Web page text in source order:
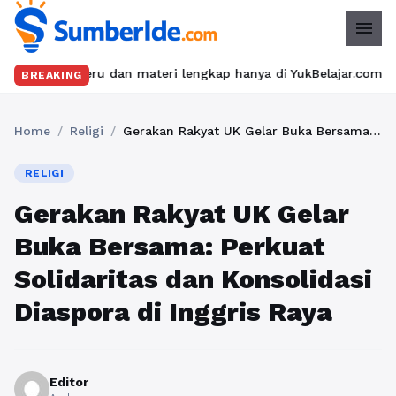
menu
BREAKING
dan materi lengkap hanya di YukBelajar.com. Mulai
Home / Religi / Gerakan Rakyat UK Gelar Buka Bersama: Perkuat Solidaritas dan Konsolidasi Diaspora di Inggris Raya
RELIGI
Gerakan Rakyat UK Gelar
Buka Bersama: Perkuat
Solidaritas dan Konsolidasi
Diaspora di Inggris Raya
Editor